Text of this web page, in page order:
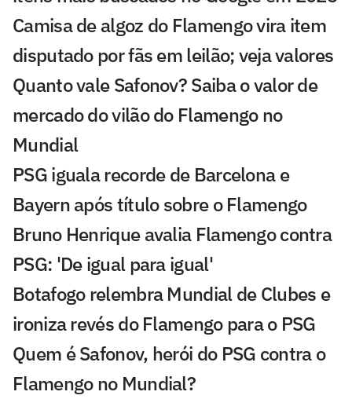
Camisa de algoz do Flamengo vira item
disputado por fãs em leilão; veja valores
Quanto vale Safonov? Saiba o valor de
mercado do vilão do Flamengo no
Mundial
PSG iguala recorde de Barcelona e
Bayern após título sobre o Flamengo
Bruno Henrique avalia Flamengo contra
PSG: 'De igual para igual'
Botafogo relembra Mundial de Clubes e
ironiza revés do Flamengo para o PSG
Quem é Safonov, herói do PSG contra o
Flamengo no Mundial?